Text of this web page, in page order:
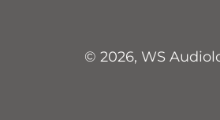
© 2026, WS